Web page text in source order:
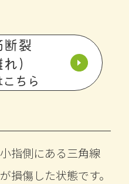
断裂
れ）
ちら
指側にある三角線
損傷した状態です。